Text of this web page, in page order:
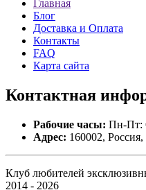
Главная
Блог
Доставка и Оплата
Контакты
FAQ
Карта сайта
Контактная
Рабочие часы: Пн-Пт:
Адрес: 160002, Россия,
Клуб любителей
2014 - 2026